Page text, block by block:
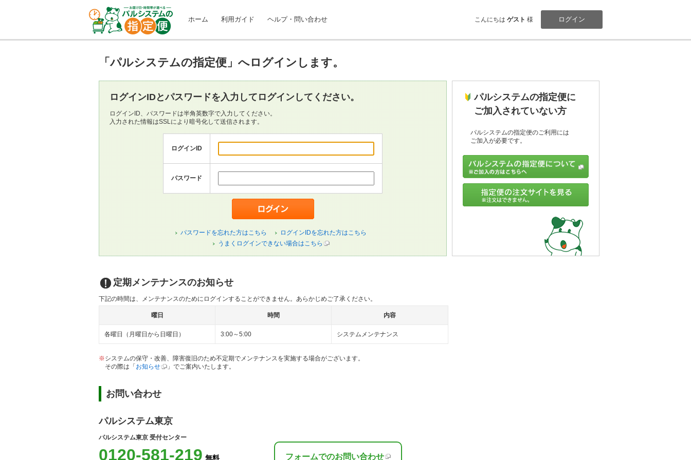
ログイン
こんにちは ゲスト 様
ホーム 利用ガイド ヘルプ・問い合わせ
「パルシステムの指定便」へログインします。
ログインIDとパスワードを入力してログインしてください。
ログインID、パスワードは半角英数字で入力してください。
入力された情報はSSLにより暗号化して送信されます。
ログインID
パスワード
パスワードを忘れた方はこちら
ログインIDを忘れた方はこちら
うまくログインできない場合はこちら
パルシステムの指定便に
ご加入されていない方
パルシステムの指定便のご利用には
ご加入が必要です。
定期メンテナンスのお知らせ
下記の時間は、メンテナンスのためにログインすることができません。あらかじめご了承ください。
曜日 時間 内容
各曜日（月曜日から日曜日） 3:00～5:00 システムメンテナンス
※システムの保守・改善、障害復旧のため不定期でメンテナンスを実施する場合がございます。
その際は「 お知らせ 」でご案内いたします。
お問い合わせ
パルシステム東京
パルシステム東京 受付センター
0120-581-219 フォームでのお問い合わせ